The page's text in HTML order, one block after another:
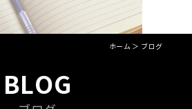
ホーム ＞ ブログ
BLOG